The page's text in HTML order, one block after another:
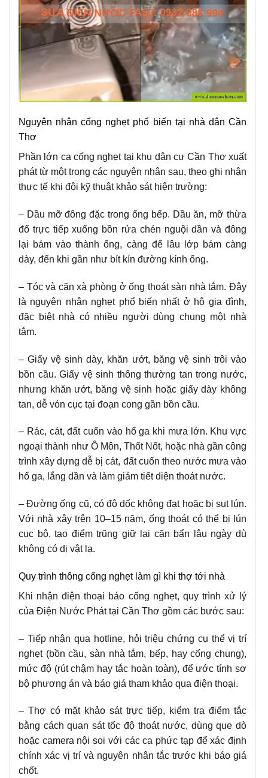
Nguyên nhân cống nghẹt phổ biến tại nhà dân Cần
Thơ
Phần lớn ca cống nghẹt tại khu dân cư Cần Thơ xuất
phát từ một trong các nguyên nhân sau, theo ghi nhận
thực tế khi đội kỹ thuật khảo sát hiện trường:
– Dầu mỡ đông đặc trong ống bếp. Dầu ăn, mỡ thừa
đổ trực tiếp xuống bồn rửa chén nguội dần và đông
lại bám vào thành ống, càng để lâu lớp bám càng
dày, đến khi gần như bít kín đường kính ống.
– Tóc và cặn xà phòng ở ống thoát sàn nhà tắm. Đây
là nguyên nhân nghẹt phổ biến nhất ở hộ gia đình,
đặc biệt nhà có nhiều người dùng chung một nhà
tắm.
– Giấy vệ sinh dày, khăn ướt, băng vệ sinh trôi vào
bồn cầu. Giấy vệ sinh thông thường tan trong nước,
nhưng khăn ướt, băng vệ sinh hoặc giấy dày không
tan, dễ vón cục tại đoạn cong gần bồn cầu.
– Rác, cát, đất cuốn vào hố ga khi mưa lớn. Khu vực
ngoại thành như Ô Môn, Thốt Nốt, hoặc nhà gần công
trình xây dựng dễ bị cát, đất cuốn theo nước mưa vào
hố ga, lắng dần và làm giảm tiết diện thoát nước.
– Đường ống cũ, có độ dốc không đạt hoặc bị sụt lún.
Với nhà xây trên 10–15 năm, ống thoát có thể bị lún
cục bộ, tạo điểm trũng giữ lại cặn bẩn lâu ngày dù
không có dị vật lạ.
Quy trình thông cống nghẹt làm gì khi thợ tới nhà
Khi nhận điện thoại báo cống nghẹt, quy trình xử lý
của Điện Nước Phát tại Cần Thơ gồm các bước sau:
– Tiếp nhận qua hotline, hỏi triệu chứng cụ thể vị trí
nghẹt (bồn cầu, sàn nhà tắm, bếp, hay cống chung),
mức độ (rút chậm hay tắc hoàn toàn), để ước tính sơ
bộ phương án và báo giá tham khảo qua điện thoại.
– Thợ có mặt khảo sát trực tiếp, kiểm tra điểm tắc
bằng cách quan sát tốc độ thoát nước, dùng que dò
hoặc camera nội soi với các ca phức tạp để xác định
chính xác vị trí và nguyên nhân tắc trước khi báo giá
chốt.